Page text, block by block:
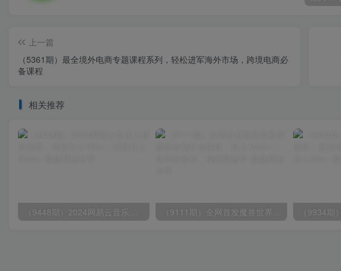
上一篇
（5361期）最全境外电商专题课程系列，轻松进军海外市场，跨境电商必
备课程
相关推荐
（9448期）2024网易云音乐人挂机项目，单机日入150+，无脑月入5000+ （9111期）全网首发魔兽世界美服全自动打金搬砖，日入1000+，简单好操作，保姆级教学